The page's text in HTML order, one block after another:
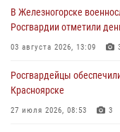
03 августа 2026, 13:12
В Железногорске
03 августа 2026, 13:09
Зеленогорская воинская
В Железногорске
Росгвардии отметили
03 августа 2026, 13:09
Росгвардейцы
Красноярске
27 июля 2026, 08:53 3